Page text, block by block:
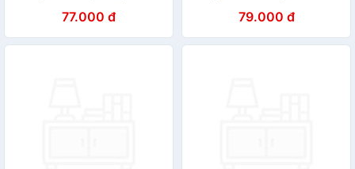
keo sẵn khổ 60cmx5m
77.000 đ 79.000 đ